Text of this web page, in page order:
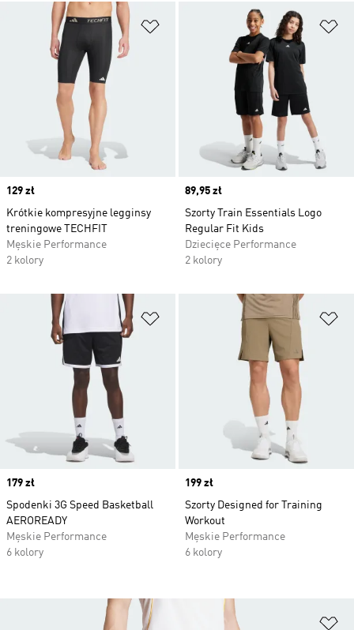
Dodaj do listy życzeń
Price
129 zł
Krótkie kompresyjne legginsy
treningowe TECHFIT
Męskie Performance
2 kolory
Price
89,95 zł
Szorty Train Essentials Logo
Regular Fit Kids
Dziecięce Performance
2 kolory
Dodaj do listy życzeń
Price
179 zł
Spodenki 3G Speed Basketball
AEROREADY
Męskie Performance
6 kolory
Price
199 zł
Szorty Designed for Training
Workout
Męskie Performance
6 kolory